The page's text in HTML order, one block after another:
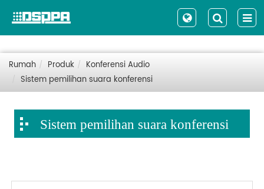
Rumah Produk
Konferensi Audio
Sistem pemilihan suara konferensi
Sistem pemilihan suara konferensi